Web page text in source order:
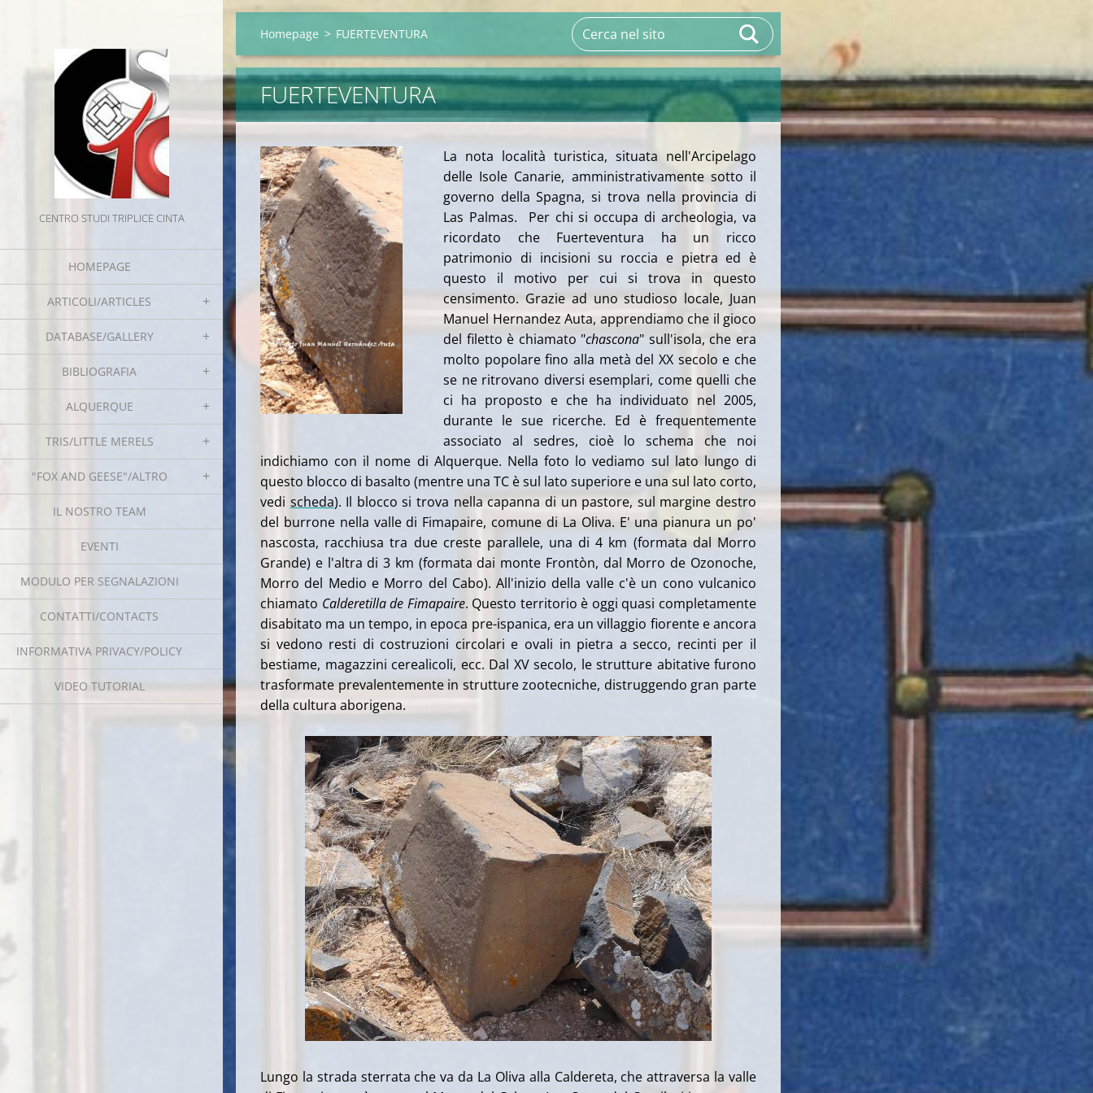
CENTRO STUDI TRIPLICE CINTA
HOMEPAGE
ARTICOLI/ARTICLES
DATABASE/GALLERY
BIBLIOGRAFIA
ALQUERQUE
TRIS/LITTLE MERELS
"FOX AND GEESE"/ALTRO
IL NOSTRO TEAM
EVENTI
MODULO PER SEGNALAZIONI
CONTATTI/CONTACTS
INFORMATIVA PRIVACY/POLICY
VIDEO TUTORIAL
Homepage > FUERTEVENTURA
FUERTEVENTURA
La nota località turistica, situata nell'Arcipelago
delle Isole Canarie, amministrativamente sotto il
governo della Spagna, si trova nella provincia di
Las Palmas. Per chi si occupa di archeologia, va
ricordato che Fuerteventura ha un ricco
patrimonio di incisioni su roccia e pietra ed è
questo il motivo per cui si trova in questo
censimento. Grazie ad uno studioso locale, Juan
Manuel Hernandez Auta, apprendiamo che il gioco
del filetto è chiamato "chascona" sull'isola, che era
molto popolare fino alla metà del XX secolo e che
se ne ritrovano diversi esemplari, come quelli che
ci ha proposto e che ha individuato nel 2005,
durante le sue ricerche. Ed è frequentemente
associato al sedres, cioè lo schema che noi
indichiamo con il nome di Alquerque. Nella foto lo vediamo sul lato lungo di
questo blocco di basalto (mentre una TC è sul lato superiore e una sul lato corto,
vedi scheda). Il blocco si trova nella capanna di un pastore, sul margine destro
del burrone nella valle di Fimapaire, comune di La Oliva. E' una pianura un po'
nascosta, racchiusa tra due creste parallele, una di 4 km (formata dal Morro
Grande) e l'altra di 3 km (formata dai monte Frontòn, dal Morro de Ozonoche,
Morro del Medio e Morro del Cabo). All'inizio della valle c'è un cono vulcanico
chiamato Calderetilla de Fimapaire. Questo territorio è oggi quasi completamente
disabitato ma un tempo, in epoca pre-ispanica, era un villaggio fiorente e ancora
si vedono resti di costruzioni circolari e ovali in pietra a secco, recinti per il
bestiame, magazzini cerealicoli, ecc. Dal XV secolo, le strutture abitative furono
trasformate prevalentemente in strutture zootecniche, distruggendo gran parte
della cultura aborigena.
Lungo la strada sterrata che va da La Oliva alla Caldereta, che attraversa la valle